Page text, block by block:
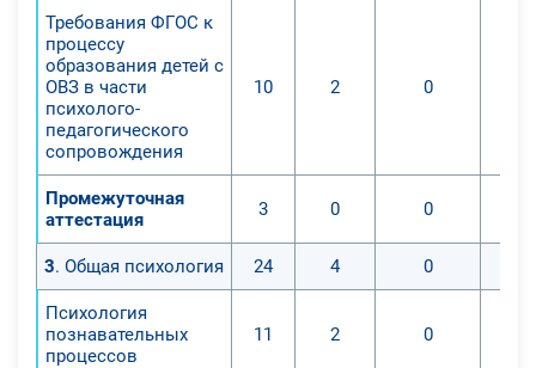
повысить уровень
Требования ФГОС к
процессу
образования детей с
ОВЗ в части
психолого-
педагогического
сопровождения
10 2 0
Промежуточная
аттестация
3 0 0
3. Общая психология 24 4 0
Психология
познавательных
процессов
11 2 0